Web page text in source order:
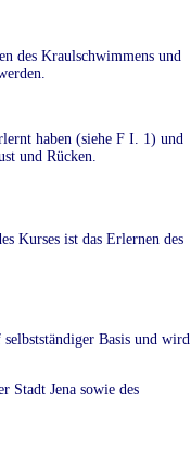
des Kraulschwimmens und
haben (siehe F I. 1) und
und Rücken.
Kurses ist das Erlernen des
Basis und wird
Stadt Jena sowie des